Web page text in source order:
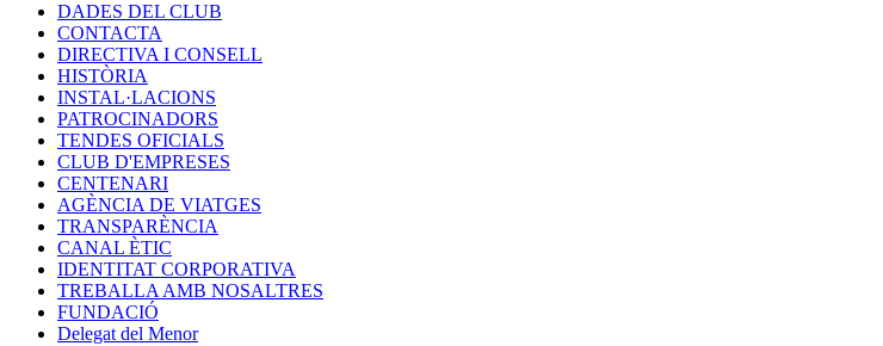
DADES DEL CLUB
CONTACTA
DIRECTIVA I CONSELL
HISTÒRIA
INSTAL·LACIONS
PATROCINADORS
TENDES OFICIALS
CLUB D'EMPRESES
CENTENARI
AGÈNCIA DE VIATGES
TRANSPARÈNCIA
CANAL ÈTIC
IDENTITAT CORPORATIVA
TREBALLA AMB NOSALTRES
FUNDACIÓ
Delegat del Menor